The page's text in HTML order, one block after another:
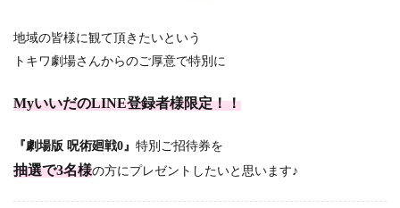
地域の皆様に観て頂きたいという
トキワ劇場さんからのご厚意で特別に
MyいいだのLINE登録者様限定！！
『劇場版 呪術廻戦0』 特別ご招待券を
抽選で3名様の方にプレゼントしたいと思います♪